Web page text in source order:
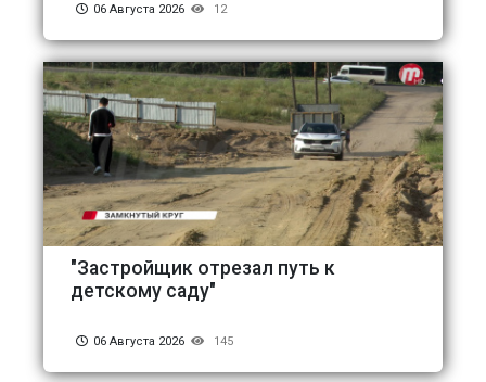
06 Августа 2026 12
"Застройщик отрезал путь к
детскому саду"
06 Августа 2026 145